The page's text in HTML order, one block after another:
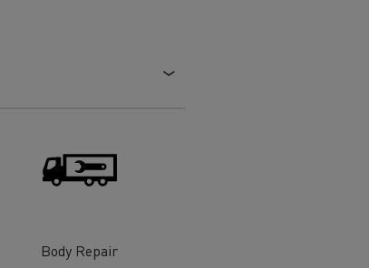
Body Repair